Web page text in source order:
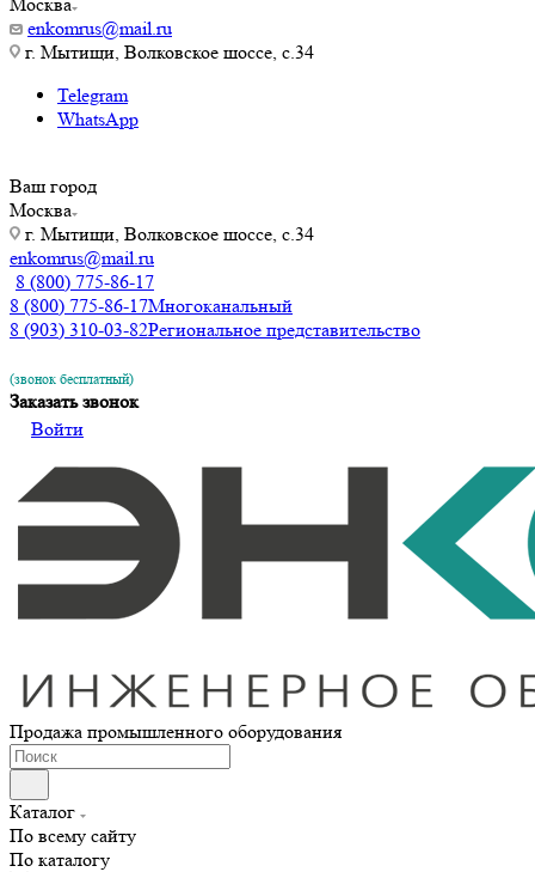
enkomrus@mail.ru
г. Мытищи, Волковское шоссе, с.34
Telegram
WhatsApp
Ваш город
Москва
г. Мытищи, Волковское шоссе, с.34
enkomrus@mail.ru
8 (800) 775-86-17
8 (800) 775-86-17Многоканальный
8 (903) 310-03-82Региональное представительство
(звонок бесплатный)
Заказать звонок
Войти
Продажа промышленного оборудования
Каталог
По всему сайту
По каталогу